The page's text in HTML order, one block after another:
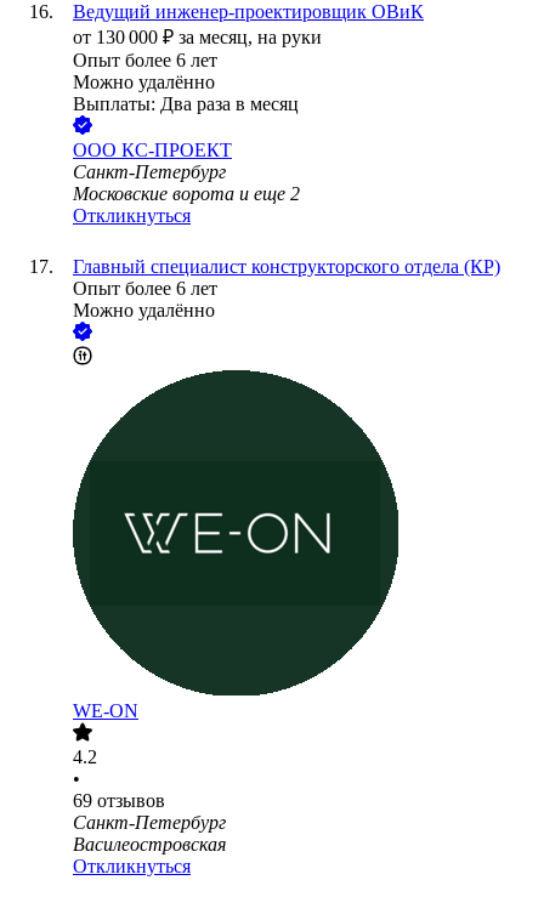
Ведущий инженер-проектировщик ОВиК
от 130 000 ₽ за месяц, на руки
Опыт более 6 лет
Можно удалённо
Выплаты: Два раза в месяц
ООО КС-ПРОЕКТ
Санкт-Петербург
Московские ворота и еще 2
Откликнуться
Главный специалист конструкторского отдела (КР)
Опыт более 6 лет
Можно удалённо
WE-ON
4.2
•
69 отзывов
Санкт-Петербург
Василеостровская
Откликнуться